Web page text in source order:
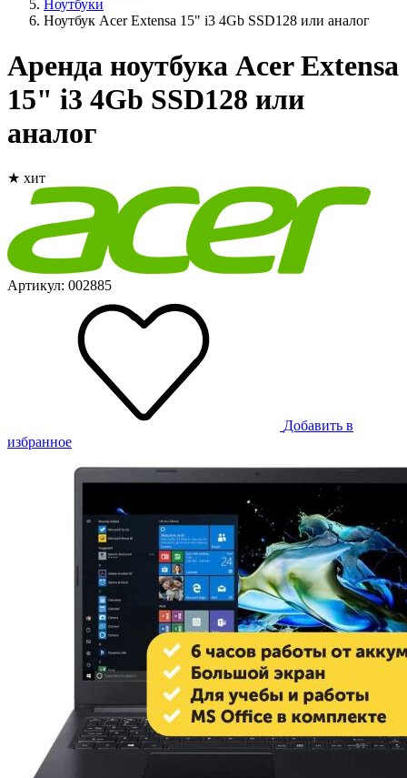
Ноутбуки
Ноутбук Acer Extensa 15" i3 4Gb SSD128 или аналог
Аренда ноутбука Acer Extensa
15" i3 4Gb SSD128 или
аналог
★ хит
Артикул: 002885
Добавить в
избранное